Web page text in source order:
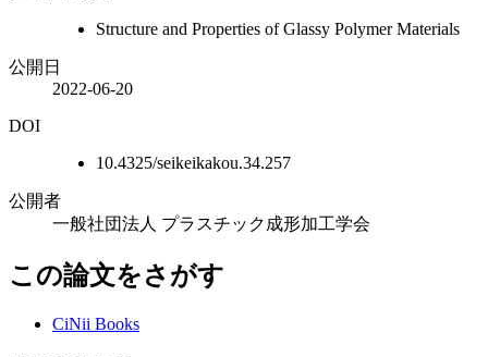
Structure and Properties of Glassy Polymer Materials
公開日
2022-06-20
DOI
10.4325/seikeikakou.34.257
公開者
一般社団法人 プラスチック成形加工学会
この論文をさがす
CiNii Books